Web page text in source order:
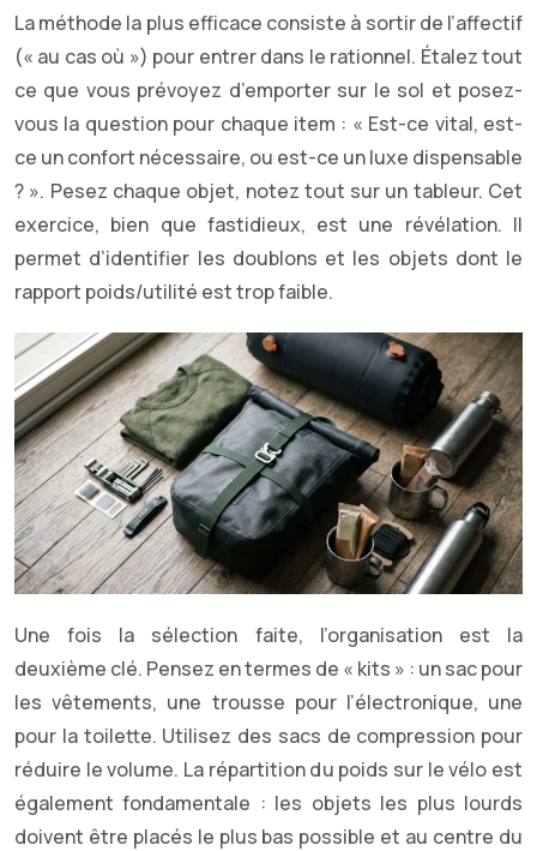
La méthode la plus efficace consiste à sortir de l’affectif
(« au cas où ») pour entrer dans le rationnel. Étalez tout
ce que vous prévoyez d’emporter sur le sol et posez-
vous la question pour chaque item : « Est-ce vital, est-
ce un confort nécessaire, ou est-ce un luxe dispensable
? ». Pesez chaque objet, notez tout sur un tableur. Cet
exercice, bien que fastidieux, est une révélation. Il
permet d’identifier les doublons et les objets dont le
rapport poids/utilité est trop faible.
Une fois la sélection faite, l’organisation est la
deuxième clé. Pensez en termes de « kits » : un sac pour
les vêtements, une trousse pour l’électronique, une
pour la toilette. Utilisez des sacs de compression pour
réduire le volume. La répartition du poids sur le vélo est
également fondamentale : les objets les plus lourds
doivent être placés le plus bas possible et au centre du